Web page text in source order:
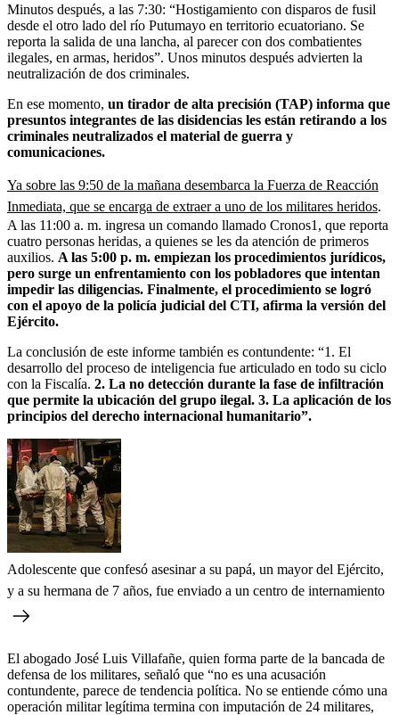
Minutos después, a las 7:30: “Hostigamiento con disparos de fusil
desde el otro lado del río Putumayo en territorio ecuatoriano. Se
reporta la salida de una lancha, al parecer con dos combatientes
ilegales, en armas, heridos”. Unos minutos después advierten la
neutralización de dos criminales.
En ese momento, un tirador de alta precisión (TAP) informa que
presuntos integrantes de las disidencias les están retirando a los
criminales neutralizados el material de guerra y
comunicaciones.
Ya sobre las 9:50 de la mañana desembarca la Fuerza de Reacción
Inmediata, que se encarga de extraer a uno de los militares heridos.
A las 11:00 a. m. ingresa un comando llamado Cronos1, que reporta
cuatro personas heridas, a quienes se les da atención de primeros
auxilios. A las 5:00 p. m. empiezan los procedimientos jurídicos,
pero surge un enfrentamiento con los pobladores que intentan
impedir las diligencias. Finalmente, el procedimiento se logró
con el apoyo de la policía judicial del CTI, afirma la versión del
Ejército.
La conclusión de este informe también es contundente: “1. El
desarrollo del proceso de inteligencia fue articulado en todo su ciclo
con la Fiscalía. 2. La no detección durante la fase de infiltración
que permite la ubicación del grupo ilegal. 3. La aplicación de los
principios del derecho internacional humanitario”.
Adolescente que confesó asesinar a su papá, un mayor del Ejército,
y a su hermana de 7 años, fue enviado a un centro de internamiento
El abogado José Luis Villafañe, quien forma parte de la bancada de
defensa de los militares, señaló que “no es una acusación
contundente, parece de tendencia política. No se entiende cómo una
operación militar legítima termina con imputación de 24 militares,